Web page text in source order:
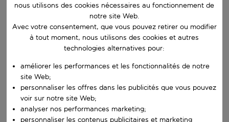
Commencez à taper pour la saisie automatique. Lorsque les
Choisissez votre destination
Choisissez vos dates
Quand
Qui
Rechercher
nous utilisons des cookies nécessaires au fonctionnement de
notre site Web.
Avec votre consentement, que vous pouvez retirer ou modifier
à tout moment, nous utilisons des cookies et autres
technologies alternatives pour:
améliorer les performances et les fonctionnalités de notre
site Web;
personnaliser les offres dans les publicités que vous pouvez
voir sur notre site Web;
analyser nos performances marketing;
personnaliser les contenus publicitaires et marketing